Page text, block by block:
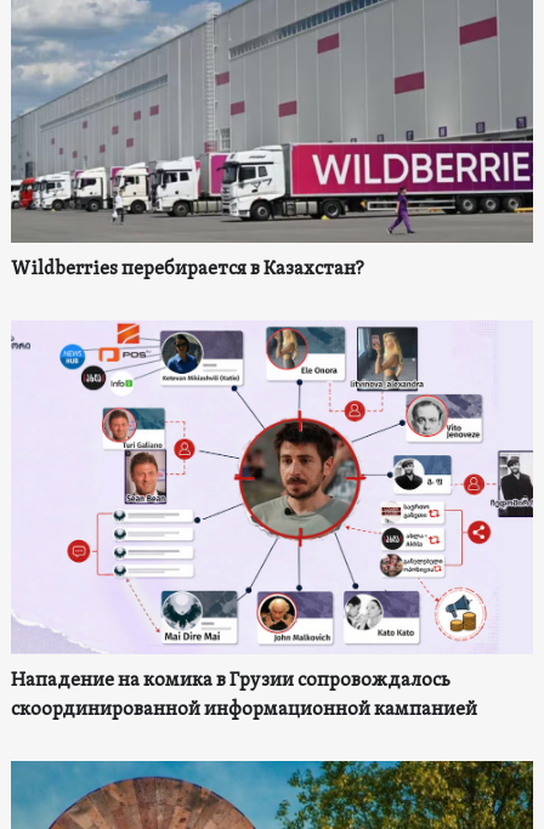
Wildberries перебирается в Казахстан?
Нападение на комика в Грузии сопровождалось
скоординированной информационной кампанией